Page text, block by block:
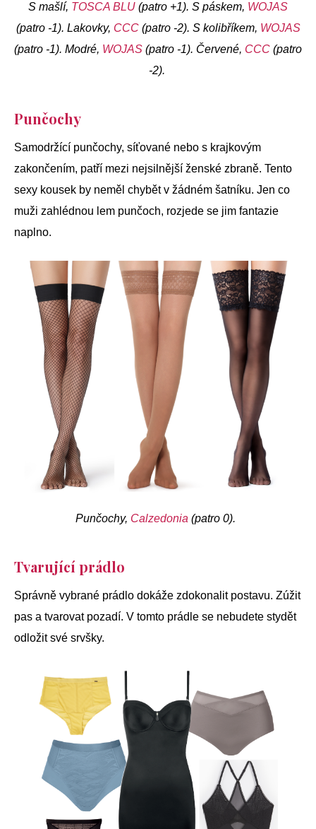
S mašlí, TOSCA BLU (patro +1). S páskem, WOJAS
(patro -1). Lakovky, CCC(patro -2). S kolibříkem, WOJAS
(patro -1). Modré, WOJAS (patro -1). Červené, CCC (patro
-2).
Punčochy
Samodržící punčochy, síťované nebo s krajkovým
zakončením, patří mezi nejsilnější ženské zbraně. Tento
sexy kousek by neměl chybět v žádném šatníku. Jen co
muži zahlédnou lem punčoch, rozjede se jim fantazie
naplno.
Punčochy, Calzedonia (patro 0).
Tvarující prádlo
Správně vybrané prádlo dokáže zdokonalit postavu. Zúžit
pas a tvarovat pozadí. V tomto prádle se nebudete stydět
odložit své srvšky.